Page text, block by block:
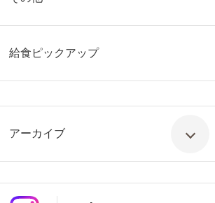
給食ピックアップ
アーカイブ